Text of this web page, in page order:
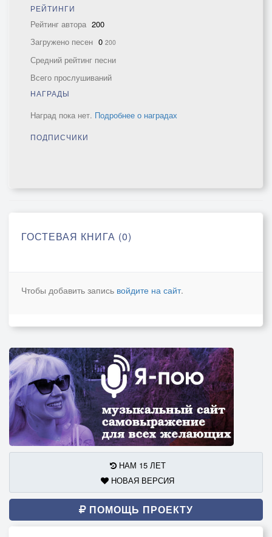
РЕЙТИНГИ
Рейтинг автора 200
Загружено песен 0 200
Средний рейтинг песни
Всего прослушиваний
НАГРАДЫ
Наград пока нет. Подробнее о наградах
ПОДПИСЧИКИ
ГОСТЕВАЯ КНИГА (0)
Чтобы добавить запись войдите на сайт.
НАМ 15 ЛЕТ
НОВАЯ ВЕРСИЯ
ПОМОЩЬ ПРОЕКТУ